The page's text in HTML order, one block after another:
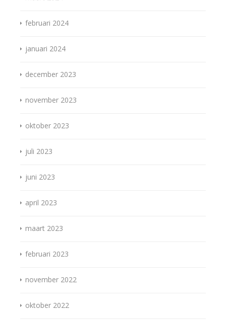
februari 2024
januari 2024
december 2023
november 2023
oktober 2023
juli 2023
juni 2023
april 2023
maart 2023
februari 2023
november 2022
oktober 2022